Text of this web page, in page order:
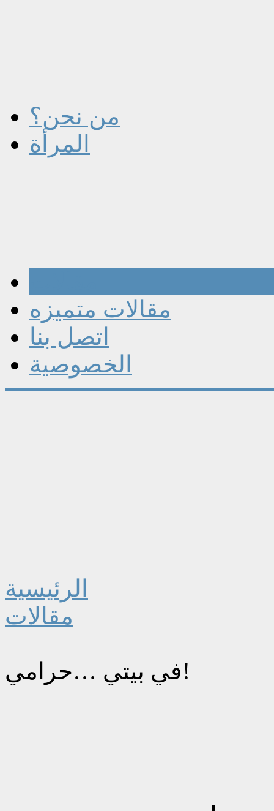
من نحن؟
المرأة
مقالات متميزه
اتصل بنا
الخصوصية
الرئيسية
مقالات
في بيتي …حرامي!